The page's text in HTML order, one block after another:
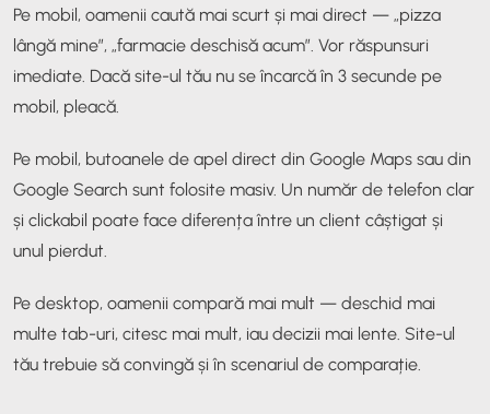
Pe mobil, oamenii caută mai scurt și mai direct — „pizza
lângă mine”, „farmacie deschisă acum”. Vor răspunsuri
imediate. Dacă site-ul tău nu se încarcă în 3 secunde pe
mobil, pleacă.
Pe mobil, butoanele de apel direct din Google Maps sau din
Google Search sunt folosite masiv. Un număr de telefon clar
și clickabil poate face diferența între un client câștigat și
unul pierdut.
Pe desktop, oamenii compară mai mult — deschid mai
multe tab-uri, citesc mai mult, iau decizii mai lente. Site-ul
tău trebuie să convingă și în scenariul de comparație.